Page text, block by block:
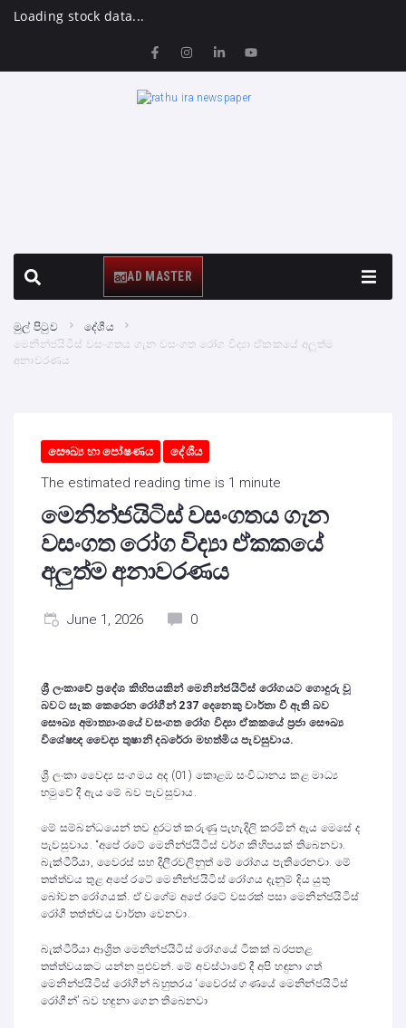
Loading stock data...
AD MASTER
මුල් පිටුව
දේශීය
මෙනින්ජයිටිස් වසංගතය ගැන වසංගත රෝග විද්‍යා ඒකකයේ අලුත්ම
අනාවරණය
සෞඛ්‍ය හා පෝෂණය දේශීය
The estimated reading time is 1 minute
මෙනින්ජයිටිස් වසංගතය ගැන
වසංගත රෝග විද්‍යා ඒකකයේ
අලුත්ම අනාවරණය
June 1, 2026 0
ශ්‍රී ලංකාවේ ප්‍රදේශ කිහිපයකින් මෙනින්ජයිටිස් රෝගයට ගොදුරු වූ
බවට සැක කෙරෙන රෝගීන් 237 දෙනෙකු වාර්තා වී ඇති බව
සෞඛ්‍ය අමාත්‍යාංශයේ වසංගත රෝග විද්‍යා ඒකකයේ ප්‍රජා සෞඛ්‍ය
විශේෂඥ වෛද්‍ය තුෂානි දබරේරා මහත්මිය පැවසුවාය.
ශ්‍රී ලංකා වෛද්‍ය සංගමය අද (01) කොළඹ සංවිධානය කළ මාධ්‍ය
හමුවේ දී ඇය මේ බව පැවසුවාය.
මේ සම්බන්ධයෙන් තව දුරටත් කරුණු පැහැදිලි කරමින් ඇය මෙසේ ද
පැවසුවාය. “අපේ රටේ මෙනින්ජයිටිස් වර්ග කිහිපයක් තිබෙනවා.
බැක්ටීරියා, වෛරස් සහ දිලීරවලිනුත් මේ රෝගය පැතිරෙනවා. මේ
තත්ත්වය තුළ අපේ රටේ මෙනින්ජයිටිස් රෝගය දැනුම් දිය යුතු
බෝවන රෝගයක්. ඒ වගේම අපේ රටේ වසරක් පසා මෙනින්ජයිටිස්
රෝගී තත්ත්වය වාර්තා වෙනවා.
බැක්ටීරියා ආශ්‍රිත මෙනින්ජයිටිස් රෝගයේ ටිකක් බරපතළ
තත්ත්වයකට යන්න පුළුවන්. මේ අවස්ථාවේ දී අපි හඳුනා ගත්
මෙනින්ජයිටිස් රෝගීන් බහුතරය ‘වෛරස් ගණයේ මෙනින්ජයිටිස්
රෝගීන්’ බව හඳුනා ගෙන තිබෙනවා